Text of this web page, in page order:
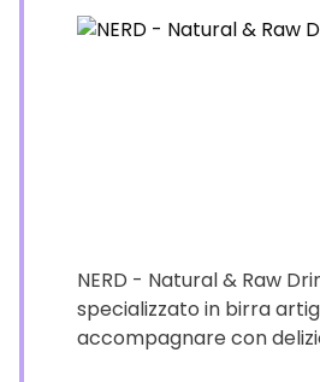
NERD - Natural & Raw
specializzato in birra
accompagnare con